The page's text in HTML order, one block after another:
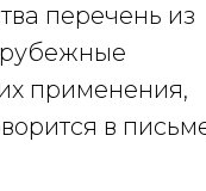
перечень из
применения,
в